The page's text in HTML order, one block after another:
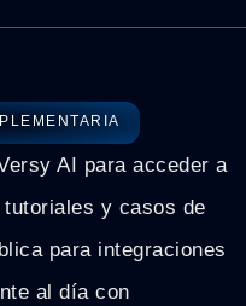
AI para acceder a
y casos de
para integraciones
al día con